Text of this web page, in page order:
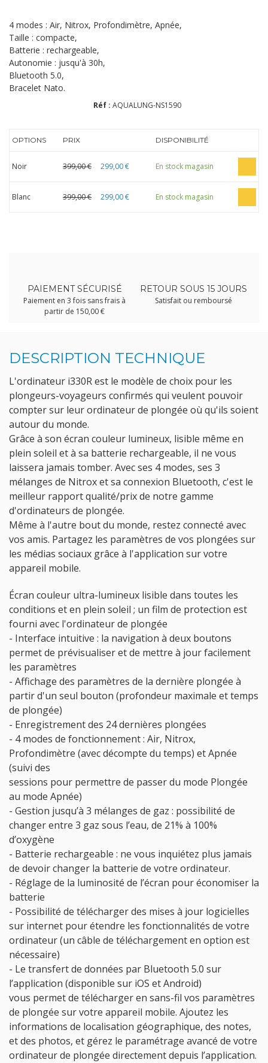
4 modes : Air, Nitrox, Profondimètre, Apnée,
Taille : compacte,
Batterie : rechargeable,
Autonomie : jusqu'à 30h,
Bluetooth 5.0,
Bracelet Nato.
Réf : AQUALUNG-NS1590
OPTIONS PRIX DISPONIBILITÉ
Noir 399,00 € 299,00 € En stock magasin
Blanc 399,00 € 299,00 € En stock magasin
PAIEMENT SÉCURISÉ
Paiement en 3 fois sans frais à
partir de 150,00 €
RETOUR SOUS 15 JOURS
Satisfait ou remboursé
DESCRIPTION TECHNIQUE
L'ordinateur i330R est le modèle de choix pour les
plongeurs-voyageurs confirmés qui veulent pouvoir
compter sur leur ordinateur de plongée où qu'ils soient
autour du monde.
Grâce à son écran couleur lumineux, lisible même en
plein soleil et à sa batterie rechargeable, il ne vous
laissera jamais tomber. Avec ses 4 modes, ses 3
mélanges de Nitrox et sa connexion Bluetooth, c'est le
meilleur rapport qualité/prix de notre gamme
d'ordinateurs de plongée.
Même à l'autre bout du monde, restez connecté avec
vos amis. Partagez les paramètres de vos plongées sur
les médias sociaux grâce à l'application sur votre
appareil mobile.
Écran couleur ultra-lumineux lisible dans toutes les
conditions et en plein soleil ; un film de protection est
fourni avec l'ordinateur de plongée
- Interface intuitive : la navigation à deux boutons
permet de prévisualiser et de mettre à jour facilement
les paramètres
- Affichage des paramètres de la dernière plongée à
partir d'un seul bouton (profondeur maximale et temps
de plongée)
- Enregistrement des 24 dernières plongées
- 4 modes de fonctionnement : Air, Nitrox,
Profondimètre (avec décompte du temps) et Apnée
(suivi des
sessions pour permettre de passer du mode Plongée
au mode Apnée)
- Gestion jusqu’à 3 mélanges de gaz : possibilité de
changer entre 3 gaz sous l’eau, de 21% à 100%
d’oxygène
- Batterie rechargeable : ne vous inquiétez plus jamais
de devoir changer la batterie de votre ordinateur.
- Réglage de la luminosité de l’écran pour économiser la
batterie
- Possibilité de télécharger des mises à jour logicielles
sur internet pour étendre les fonctionnalités de votre
ordinateur (un câble de téléchargement en option est
nécessaire)
- Le transfert de données par Bluetooth 5.0 sur
l’application (disponible sur iOS et Android)
vous permet de télécharger en sans-fil vos paramètres
de plongée sur votre appareil mobile. Ajoutez les
informations de localisation géographique, des notes,
et des photos, et gérez le paramétrage avancé de votre
ordinateur de plongée directement depuis l’application.